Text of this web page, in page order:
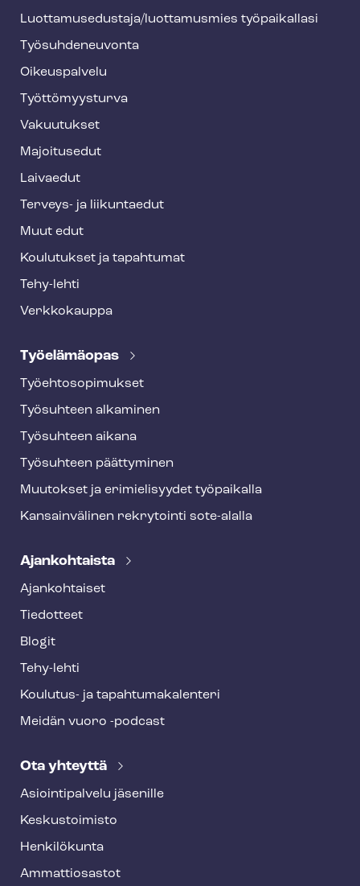
f
o
o
t
e
Luot­ta­muse­dus­ta­ja/luottamusmies työpaikallasi
Työ­suh­de­neu­von­ta
Oikeuspalvelu
Työt­tö­myys­tur­va
Vakuutukset
Majoitusedut
Laivaedut
Terveys- ja liikuntaedut
Muut edut
Koulutukset ja tapahtumat
Tehy-lehti
Verkkokauppa
Työelämäopas
Työ­eh­to­so­pi­muk­set
Työsuhteen alkaminen
Työsuhteen aikana
Työsuhteen päättyminen
Muutokset ja erimielisyydet työpaikalla
Kansainvälinen rekrytointi sote-alalla
Ajankohtaista
Ajankohtaiset
Tiedotteet
Blogit
Tehy-lehti
Koulutus- ja ta­pah­tu­ma­ka­len­te­ri
Meidän vuoro -podcast
Ota yhteyttä
Asioin­ti­pal­ve­lu jäsenille
Keskustoimisto
Henkilökunta
Ammattiosastot